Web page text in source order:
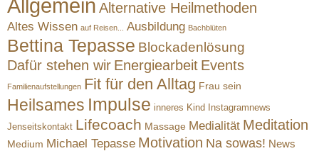
Allgemein Alternative Heilmethoden
Altes Wissen auf Reisen... Ausbildung Bachblüten
Bettina Tepasse Blockadenlösung
Dafür stehen wir Energiearbeit Events
Familienaufstellungen Fit für den Alltag Frau sein
Heilsames Impulse inneres Kind Instagramnews
Jenseitskontakt Lifecoach Massage Medialität Meditation
Medium Michael Tepasse Motivation Na sowas! News